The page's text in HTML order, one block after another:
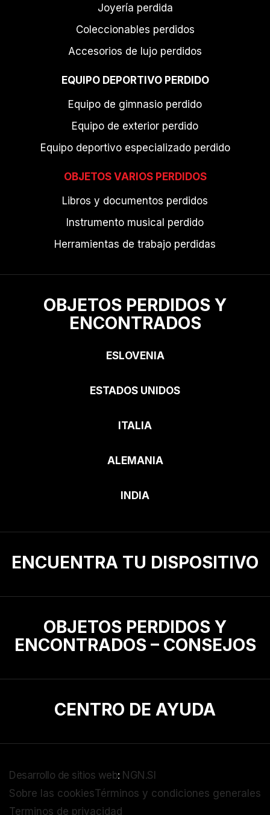
Joyería perdida
Coleccionables perdidos
Accesorios de lujo perdidos
EQUIPO DEPORTIVO PERDIDO
Equipo de gimnasio perdido
Equipo de exterior perdido
Equipo deportivo especializado perdido
OBJETOS VARIOS PERDIDOS
Libros y documentos perdidos
Instrumento musical perdido
Herramientas de trabajo perdidas
OBJETOS PERDIDOS Y
ENCONTRADOS
ESLOVENIA
ESTADOS UNIDOS
ITALIA
ALEMANIA
INDIA
ENCUENTRA TU DISPOSITIVO
OBJETOS PERDIDOS Y
ENCONTRADOS – CONSEJOS
CENTRO DE AYUDA
Desarrollo de sitios web: NGN.SI
Sobre las cookiesTérminos y condiciones generales
Terminos de privacidad